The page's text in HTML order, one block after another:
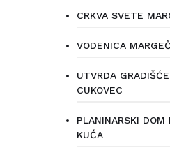
CRKVA SVETE
VODENICA
UTVRDA
CUKOVEC
PLANINARSKI DOM
KUĆA